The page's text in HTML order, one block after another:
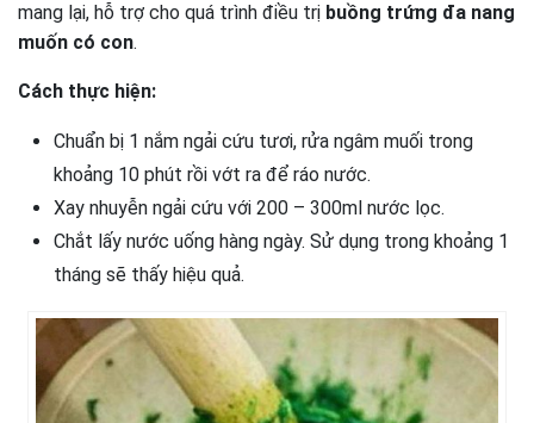
mang lại, hỗ trợ cho quá trình điều trị buồng trứng đa nang
muốn có con.
Cách thực hiện:
Chuẩn bị 1 nắm ngải cứu tươi, rửa ngâm muối trong
khoảng 10 phút rồi vớt ra để ráo nước.
Xay nhuyễn ngải cứu với 200 – 300ml nước lọc.
Chắt lấy nước uống hàng ngày. Sử dụng trong khoảng 1
tháng sẽ thấy hiệu quả.